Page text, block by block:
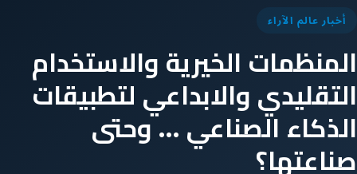
أخبار عالم الآراء
المنظمات الخيرية والاستخدام
التقليدي والابداعي لتطبيقات
الذكاء الصناعي … وحتى
صناعتها؟